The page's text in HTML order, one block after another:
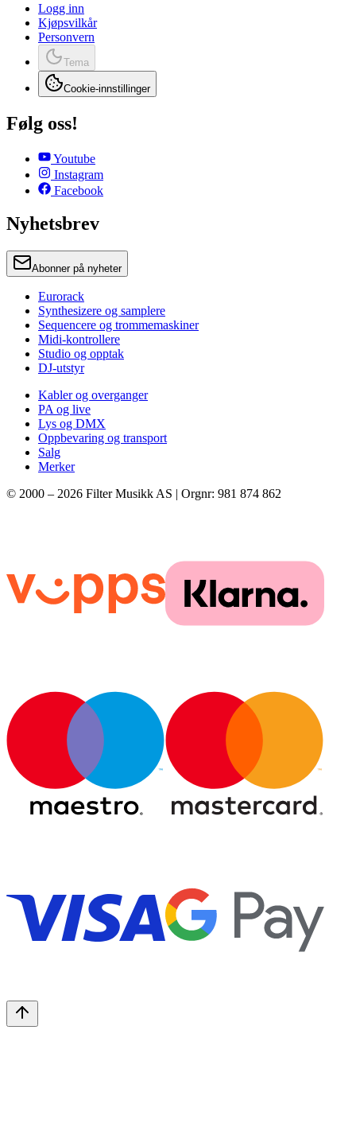
Logg inn
Kjøpsvilkår
Personvern
Tema
Cookie-innstillinger
Følg oss!
Youtube
Instagram
Facebook
Nyhetsbrev
Abonner på nyheter
Eurorack
Synthesizere og samplere
Sequencere og trommemaskiner
Midi-kontrollere
Studio og opptak
DJ-utstyr
Kabler og overganger
PA og live
Lys og DMX
Oppbevaring og transport
Salg
Merker
© 2000 – 2026 Filter Musikk AS | Orgnr: 981 874 862